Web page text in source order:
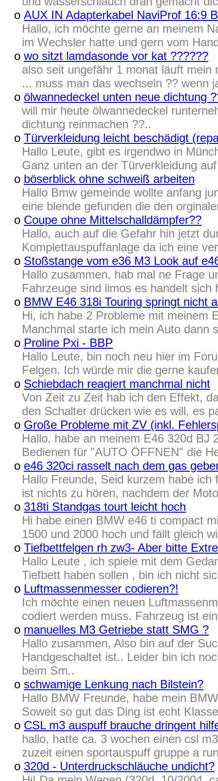
o AUX IN Adapterkabel NaviProf 16:9
Hallo, ich möchte gerne an meinem
im Wechsler hatte und gern vom
o wo sitzt lamdasonde vor kat ??????
also seit ungefähr 1 monat läuft
... muss man das wechseln ?? wenn
o ölwannedeckel unten neue dichtung
will mir heute ölwannedeckel
dichtung reinmachen ??..
o Türverkleidung leicht beschädigt
Hallo Leute, gibt es irgendwo in
Ganz unten an der Türverkleidung
o böserblick ohne schweiß arbeiten
Hallo Bmw gemeinde wollte anfang
eine blende gefunden die den
o Coupe ohne Mittelschalldämpfer??
Hallo, auch auf die Gefahr hin jetzt
Komplettauspuffanlage da ich eine
o Stoßstange vom e36 M3 Look auf
Hallo zusammen, hab mal ne Frage
Fahrzeuge sind limos es handelt
o BMW E46 318i Touring springt nicht
Hi, ich habe 2 Probleme mit meinem
Manchmal starte ich mein Auto dann
o Proline Pxi - BBP
Hallo Leute, bin noch neu hier im
Felgen. Ich würde mir die gerne
o Schiebdach reagiert manchmal nicht
Von Zeit zu Zeit hab ich den Effekt,
den Schalter drücken wie es will, es
o Große Probleme mit ZV (inkl.
Hallo, habe an meinem E46 320d BJ
Bedienen für "AUTO ÖFFNEN" die
o e46 320ci rasselt nach dem gas
Hallo Freunde, Seid kurzem habe
ist nichts zu hören, nachdem der
o 318ti Standgas tourt leicht hoch
Hi habe einen BMW e46 ti compact
1500 und 2000 hoch und fällt gleich
o Tiefbettfelgen rh zw3- Aber bitte
Hallo Leute , ich spiele mit dem
Tiefbett haben sollen , bin ich nicht
o Luftmassenmesser codieren?!
Ich möchte einen neuen
codiert werden muss. Fahrzeug ist
o manuelles M3 Getriebe statt SMG ?
Hallo zusammen, Also bin auf der
Handgeschaltet ist.. Leider bin ich
beim Sm..
o schwamige Lenkung nach Bilstein?
Hallo BMW Freunde, habe mein
Soweit so gut das Ding ist echt
o CSL m3 auspuff brauche dringent
hallo, hatte ca. 3 wochen einen csl
zuzeit einen sportauspuff gruppe a
o 320d - Unterdruckschläuche undicht?